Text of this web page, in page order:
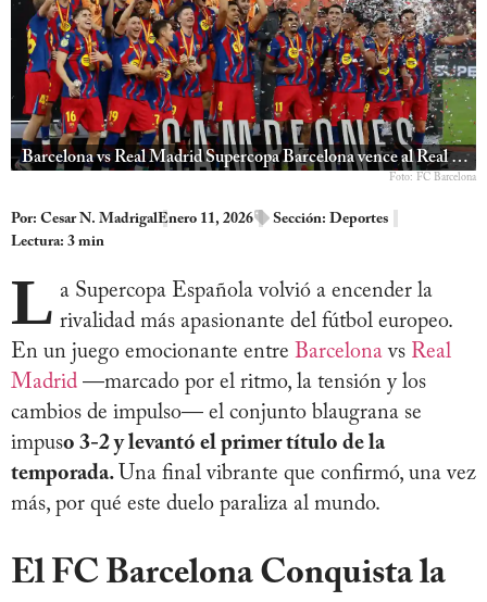
Barcelona vs Real Madrid Supercopa Barcelona vence al Real Madrid 3-2
Foto: FC Barcelona
Por: Cesar N. MadrigalEnero 11, 2026 Sección: Deportes
Lectura: 3 min
L a Supercopa Española volvió a encender la
rivalidad más apasionante del fútbol europeo.
En un juego emocionante entre Barcelona vs Real
Madrid —marcado por el ritmo, la tensión y los
cambios de impulso— el conjunto blaugrana se
impuso 3-2 y levantó el primer título de la
temporada. Una final vibrante que confirmó, una vez
más, por qué este duelo paraliza al mundo.
El FC Barcelona Conquista la